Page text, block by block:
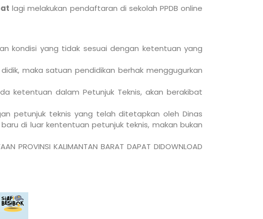
lagi melakukan pendaftaran di sekolah PPDB online
kondisi yang tidak sesuai dengan ketentuan yang
maka satuan pendidikan berhak menggugurkan
ketentuan dalam Petunjuk Teknis, akan berakibat
petunjuk teknis yang telah ditetapkan oleh Dinas
di luar kententuan petunjuk teknis, makan bukan
PROVINSI KALIMANTAN BARAT DAPAT DIDOWNLOAD